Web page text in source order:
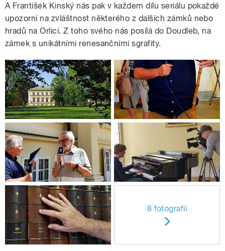
A František Kinský nás pak v každem dílu seriálu pokaždé
upozorní na zvláštnost některého z dalších zámků nebo
hradů na Orlici. Z toho svého nás posílá do Doudleb, na
zámek s unikátními renesančními sgrafity.
8 fotografií